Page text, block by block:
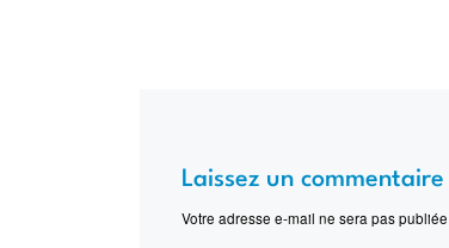
Laissez un commentaire
Votre adresse e-mail ne sera pas publiée.